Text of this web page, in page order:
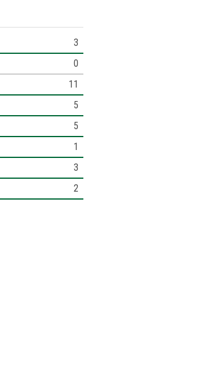
3
0
11
5
5
1
3
2